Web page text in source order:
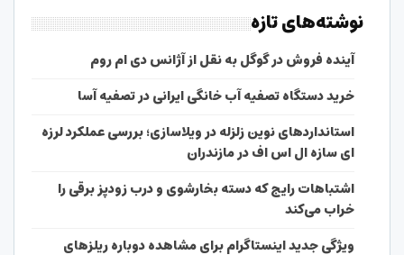
نوشته‌های تازه
آینده فروش در گوگل به نقل از آژانس دی ام روم
خرید دستگاه تصفیه آب خانگی ایرانی در تصفیه آسا
استانداردهای نوین زلزله در ویلاسازی؛ بررسی عملکرد لرزه
ای سازه ال اس اف در مازندران
اشتباهات رایج که دسته بخارشوی و درب زودپز برقی را
خراب می‌کند
ویژگی جدید اینستاگرام برای مشاهده دوباره ریلزهای